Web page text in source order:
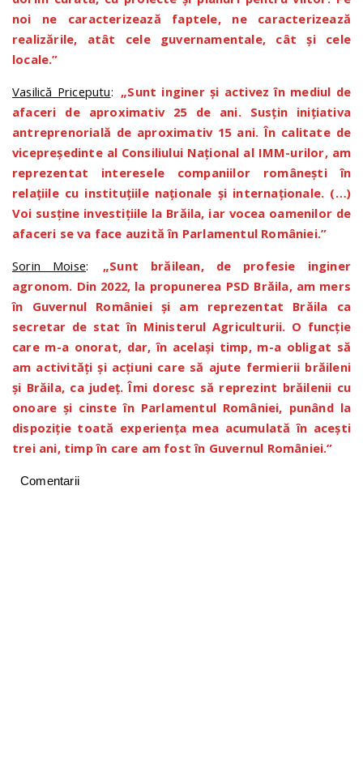
noi ne caracterizează faptele, ne caracterizează
realizările, atât cele guvernamentale, cât și cele
locale.”
Vasilică Priceputu: „Sunt inginer și activez în mediul de
afaceri de aproximativ 25 de ani. Susțin inițiativa
antreprenorială de aproximativ 15 ani. În calitate de
vicepreședinte al Consiliului Naţional al IMM-urilor, am
reprezentat interesele companiilor românești în
relațiile cu instituțiile naționale și internaționale. (…)
Voi susține investițiile la Brăila, iar vocea oamenilor de
afaceri se va face auzită în Parlamentul României.”
Sorin Moise:
„Sunt brăilean, de profesie inginer
agronom. Din 2022, la propunerea PSD Brăila, am mers
în Guvernul României și am reprezentat Brăila ca
secretar de stat în Ministerul Agriculturii. O funcție
care m-a onorat, dar, în același timp, m-a obligat să
am activități și acțiuni care să ajute fermierii brăileni
și Brăila, ca județ. Îmi doresc să reprezint brăilenii cu
onoare și cinste în Parlamentul României, punând la
dispoziție toată experiența mea acumulată în acești
trei ani, timp în care am fost în Guvernul României.”
Comentarii